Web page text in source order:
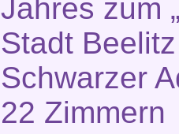
Jahres zum
Stadt
Schwarzer
22 Zimmern